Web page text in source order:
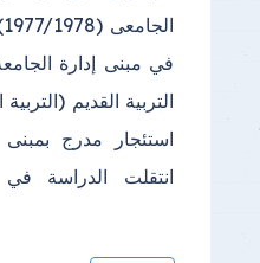
في مبنى إدارة
استئجار مدرج بمبنى
انتقلت الدراسة
(2) مبنى الأول